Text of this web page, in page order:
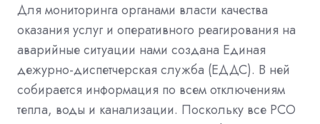
Для мониторинга органами власти качества
оказания услуг и оперативного реагирования на
аварийные ситуации нами создана Единая
дежурно-диспетчерская служба (ЕДДС). В ней
собирается информация по всем отключениям
тепла, воды и канализации. Поскольку все РСО